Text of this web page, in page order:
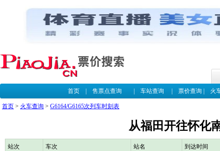
首页| 售票点查询 车站查询 票价查询 火
首页 > 火车查询 > G6164/G6165次列车时刻表
从福田开往怀化
站次 车次 站名 到达时间